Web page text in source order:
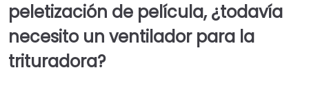
peletización de película, ¿todavía
necesito un ventilador para la
trituradora?